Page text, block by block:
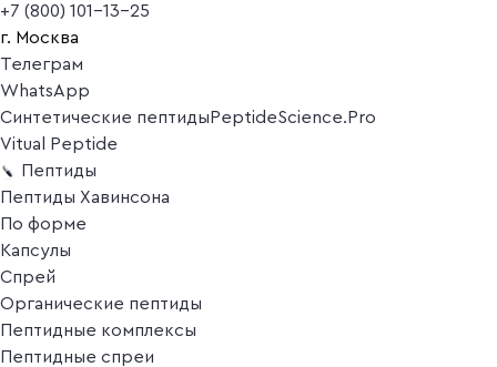
+7 (800) 101-13-25
г. Москва
Телеграм
WhatsApp
Синтетические пептиды PeptideScience.Pro
Vitual Peptide
Пептиды
Пептиды Хавинсона
По форме
Капсулы
Спрей
Органические пептиды
Пептидные комплексы
Пептидные спреи